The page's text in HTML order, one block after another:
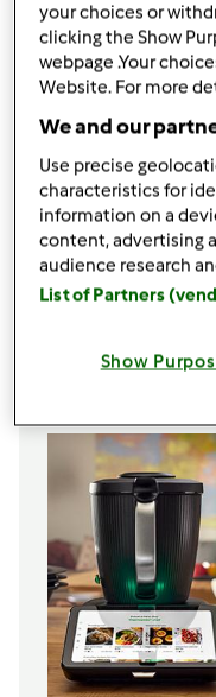
Dżem z agrestu
500gramów
200ggramów
your choices or
clicking the Show
webpage .Your
Website. For more
We and our
Use precise
characteristics for
information on a
content, advertising
audience research
List of Partners
Show